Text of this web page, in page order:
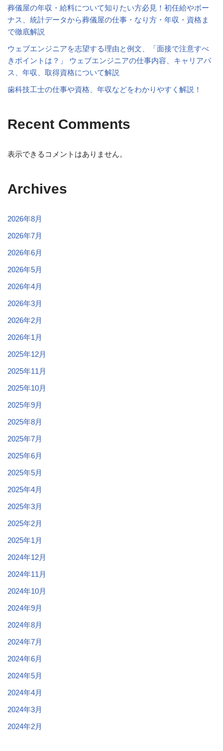
葬儀屋の年収・給料について知りたい方必見！初任給やボー
ナス、統計データから葬儀屋の仕事・なり方・年収・資格ま
で徹底解説
ウェブエンジニアを志望する理由と例文、「面接で注意すべ
きポイントは？」 ウェブエンジニアの仕事内容、キャリアパ
ス、年収、取得資格について解説
歯科技工士の仕事や資格、年収などをわかりやすく解説！
Recent Comments
表示できるコメントはありません。
Archives
2026年8月
2026年7月
2026年6月
2026年5月
2026年4月
2026年3月
2026年2月
2026年1月
2025年12月
2025年11月
2025年10月
2025年9月
2025年8月
2025年7月
2025年6月
2025年5月
2025年4月
2025年3月
2025年2月
2025年1月
2024年12月
2024年11月
2024年10月
2024年9月
2024年8月
2024年7月
2024年6月
2024年5月
2024年4月
2024年3月
2024年2月